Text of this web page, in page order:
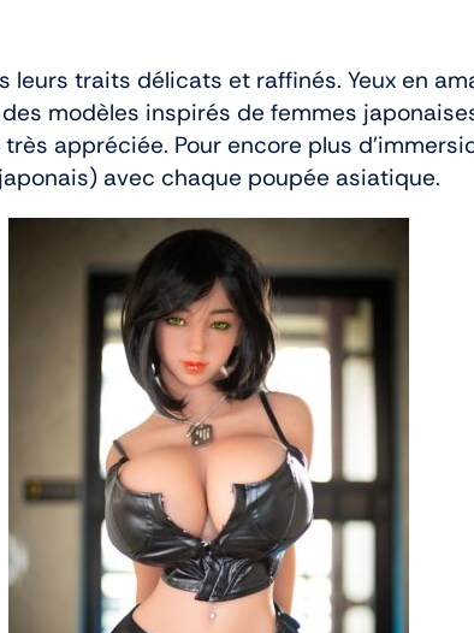
leurs traits délicats et raffinés. Yeux en
modèles inspirés de femmes
appréciée. Pour encore plus
avec chaque poupée asiatique.